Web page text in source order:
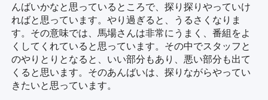
んばいかなと思っているところで、探り探りやっていけ
ればと思っています。やり過ぎると、うるさくなりま
す。その意味では、馬場さんは非常にうまく、番組をよ
くしてくれていると思っています。その中でスタッフと
のやりとりとなると、いい部分もあり、悪い部分も出て
くると思います。そのあんばいは、探りながらやってい
きたいと思っています。